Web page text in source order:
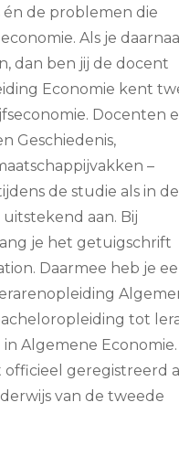
de problemen die
Als je
dan ben jij de docent
Economie kent
Docenten
Geschiedenis,
–
de studie als in de
aan. Bij
je het getuigschrift
Daarmee heb je
tot
Algemene Economie.
geregistreerd
van de tweede